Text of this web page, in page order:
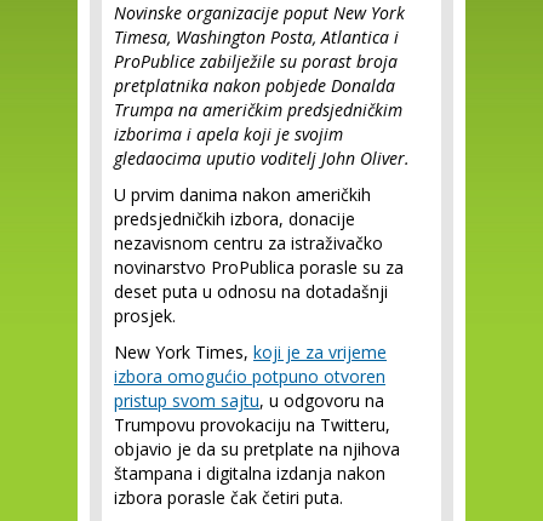
Novinske organizacije poput New York
Timesa, Washington Posta, Atlantica i
ProPublice zabilježile su porast broja
pretplatnika nakon pobjede Donalda
Trumpa na američkim predsjedničkim
izborima i apela koji je svojim
gledaocima uputio voditelj John Oliver.
U prvim danima nakon američkih
predsjedničkih izbora, donacije
nezavisnom centru za istraživačko
novinarstvo ProPublica porasle su za
deset puta u odnosu na dotadašnji
prosjek.
New York Times, koji je za vrijeme
izbora omogućio potpuno otvoren
pristup svom sajtu, u odgovoru na
Trumpovu provokaciju na Twitteru,
objavio je da su pretplate na njihova
štampana i digitalna izdanja nakon
izbora porasle čak četiri puta.